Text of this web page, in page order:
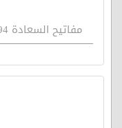
مفاتيح السعادة 94- تقسيم المراحل العمرية للولد